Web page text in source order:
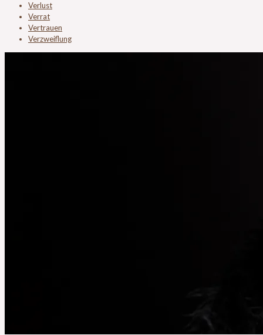
Verlust
Verrat
Vertrauen
Verzweiflung